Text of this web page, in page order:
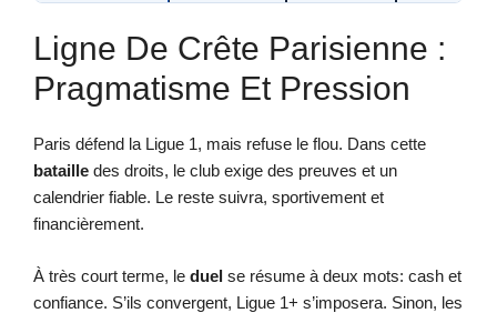
Ligne De Crête Parisienne :
Pragmatisme Et Pression
Paris défend la Ligue 1, mais refuse le flou. Dans cette
bataille des droits, le club exige des preuves et un
calendrier fiable. Le reste suivra, sportivement et
financièrement.
À très court terme, le duel se résume à deux mots: cash et
confiance. S’ils convergent, Ligue 1+ s’imposera. Sinon, les